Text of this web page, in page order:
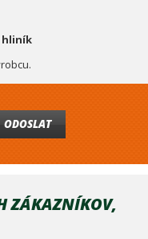
hliník
ODOSLAT
ZÁKAZNÍKOV,